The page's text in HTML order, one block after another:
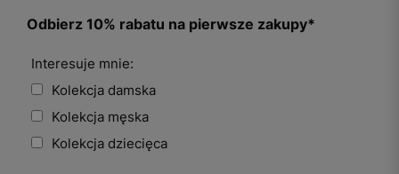
Odbierz 10% rabatu na pierwsze zakupy*
Interesuje mnie:
Kolekcja damska
Kolekcja męska
Kolekcja dziecięca